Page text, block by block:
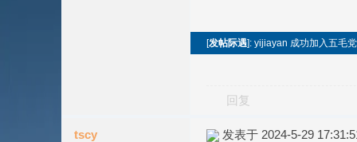
[发帖际遇]: yijiayan 成功加入五毛
回复
tscy 发表于 2024-5-29